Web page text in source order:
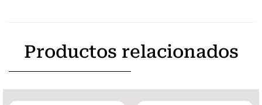
Productos relacionados